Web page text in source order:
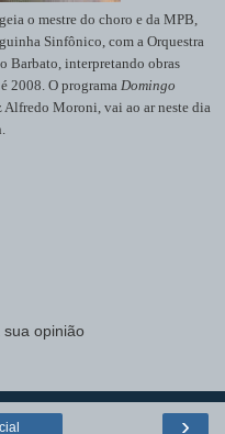
o mestre do choro e da MPB,
Sinfônico, com a Orquestra
Barbato, interpretando obras
2008. O programa Domingo
Alfredo Moroni, vai ao ar neste dia
opinião
›